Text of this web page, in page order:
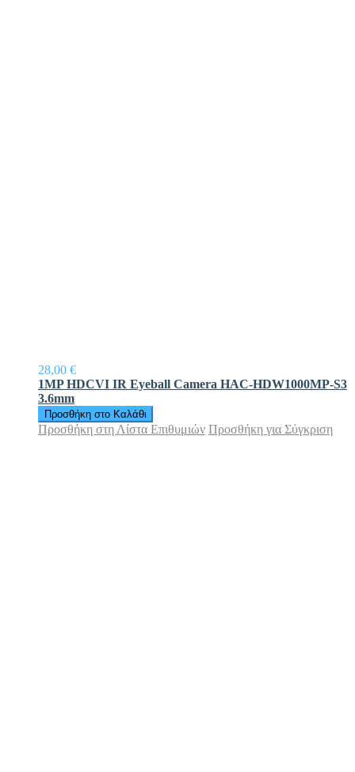
28,00 €
1MP HDCVI IR Eyeball Camera HAC-HDW1000MP-S3
3.6mm
Προσθήκη στο Καλάθι
Προσθήκη στη Λίστα Επιθυμιών Προσθήκη για Σύγκριση